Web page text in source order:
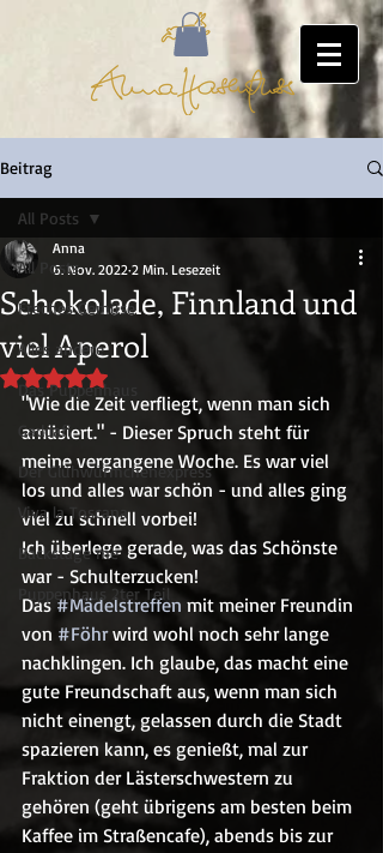
Beitrag
All Posts
Freches Gemüse
Alles andere
Das Puppenhaus
Gaddafi
Der Glühwürmchenexpress
Viva la Toscana
Backstage me
Puppenhaus 2ter Teil
All Posts
Schokolade, Finnland und
viel Aperol
Anna
6. Nov. 2022 2 Min. Lesezeit
Mit NaN von 5 Sternen bewertet.
"Wie die Zeit verfliegt, wenn man sich
amüsiert." - Dieser Spruch steht für
meine vergangene Woche. Es war viel
los und alles war schön - und alles ging
viel zu schnell vorbei!
Ich überlege gerade, was das Schönste
war - Schulterzucken!
Das #Mädelstreffen mit meiner Freundin
von #Föhr wird wohl noch sehr lange
nachklingen. Ich glaube, das macht eine
gute Freundschaft aus, wenn man sich
nicht einengt, gelassen durch die Stadt
spazieren kann, es genießt, mal zur
Fraktion der Lästerschwestern zu
gehören (geht übrigens am besten beim
Kaffee im Straßencafe), abends bis zur